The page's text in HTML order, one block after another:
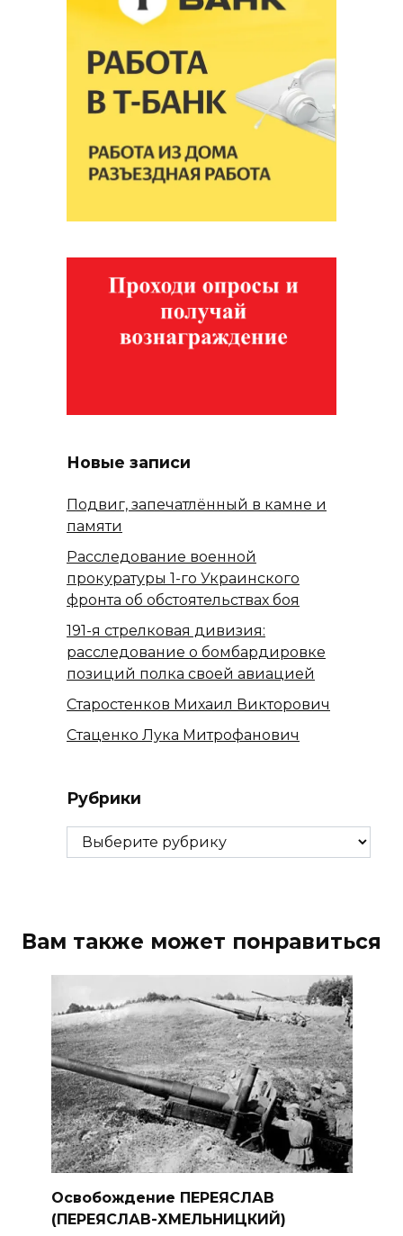
Новые записи
Подвиг, запечатлённый в камне и
памяти
Расследование военной
прокуратуры 1-го Украинского
фронта об обстоятельствах боя
191-я стрелковая дивизия:
расследование о бомбардировке
позиций полка своей авиацией
Старостенков Михаил Викторович
Стаценко Лука Митрофанович
Рубрики
Рубрики
Вам также может понравиться
Освобождение ПЕРЕЯСЛАВ
(ПЕРЕЯСЛАВ-ХМЕЛЬНИЦКИЙ)